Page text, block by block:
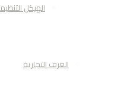
الهيكل التنظيمي
الغرف التجارية